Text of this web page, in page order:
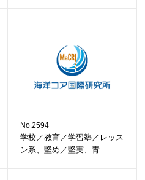
No.2594
学校／教育／学習塾／レッス
ン系、堅め／堅実、青